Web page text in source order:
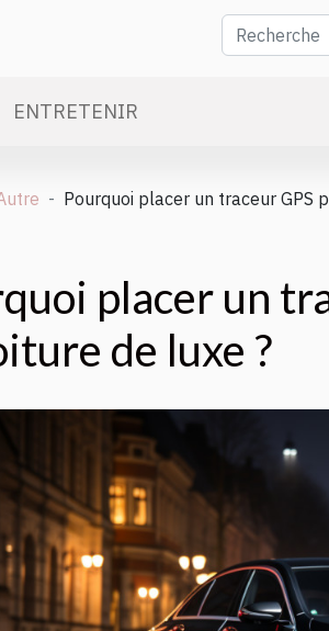
ENTRETENIR
Pourquoi placer un traceur GPS
placer un
de luxe ?